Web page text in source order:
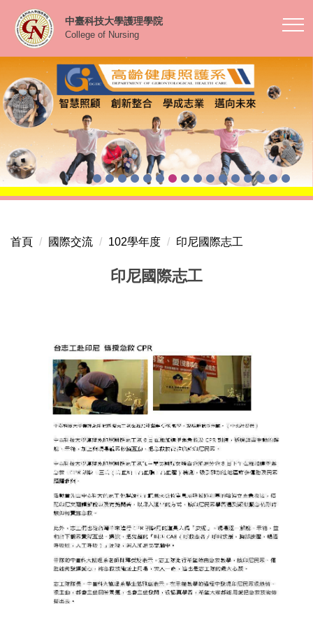
到
內
容
區
中臺科技大學護理學院
College of Nursing
首頁 國際交流 102學年度 印尼國際志工
印尼國際志工